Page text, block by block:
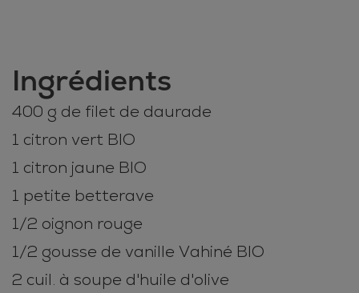
Ingrédients
400 g de filet de daurade
1 citron vert BIO
1 citron jaune BIO
1 petite betterave
1/2 oignon rouge
1/2 gousse de vanille Vahiné BIO
2 cuil. à soupe d'huile d'olive